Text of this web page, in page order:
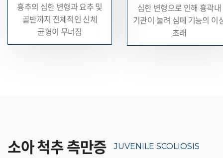
흉추의 심한 변형과 요추 및
골반까지 전체적인 신체
균형이 무너짐
심한 변형으로 인해 흉곽내
기관이 눌려 심폐 기능의 이
초래
소아 척추 측만증 JUVENILE SCOLIOSIS